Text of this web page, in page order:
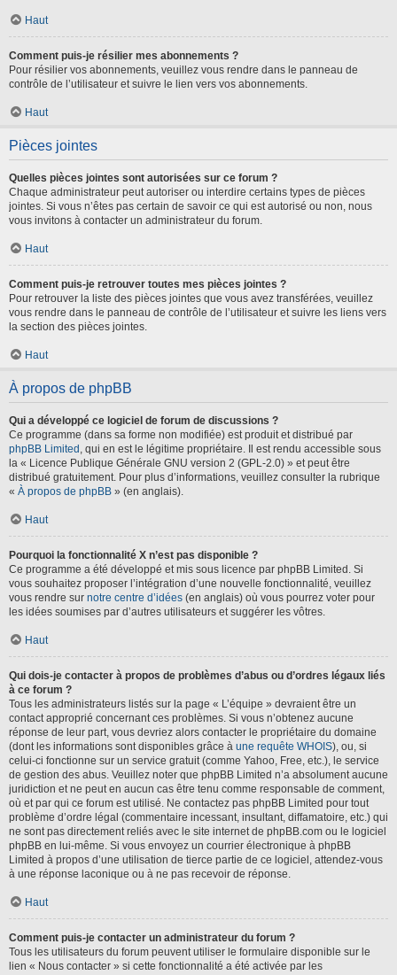
Haut
Comment puis-je résilier mes abonnements ?
Pour résilier vos abonnements, veuillez vous rendre dans le panneau de
contrôle de l’utilisateur et suivre le lien vers vos abonnements.
Haut
Pièces jointes
Quelles pièces jointes sont autorisées sur ce forum ?
Chaque administrateur peut autoriser ou interdire certains types de pièces
jointes. Si vous n’êtes pas certain de savoir ce qui est autorisé ou non, nous
vous invitons à contacter un administrateur du forum.
Haut
Comment puis-je retrouver toutes mes pièces jointes ?
Pour retrouver la liste des pièces jointes que vous avez transférées, veuillez
vous rendre dans le panneau de contrôle de l’utilisateur et suivre les liens vers
la section des pièces jointes.
Haut
À propos de phpBB
Qui a développé ce logiciel de forum de discussions ?
Ce programme (dans sa forme non modifiée) est produit et distribué par
phpBB Limited , qui en est le légitime propriétaire. Il est rendu accessible sous
la « Licence Publique Générale GNU version 2 (GPL-2.0) » et peut être
distribué gratuitement. Pour plus d’informations, veuillez consulter la rubrique
« À propos de phpBB » (en anglais).
Haut
Pourquoi la fonctionnalité X n’est pas disponible ?
Ce programme a été développé et mis sous licence par phpBB Limited. Si
vous souhaitez proposer l’intégration d’une nouvelle fonctionnalité, veuillez
vous rendre sur notre centre d’idées (en anglais) où vous pourrez voter pour
les idées soumises par d’autres utilisateurs et suggérer les vôtres.
Haut
Qui dois-je contacter à propos de problèmes d’abus ou d’ordres légaux liés
à ce forum ?
Tous les administrateurs listés sur la page « L’équipe » devraient être un
contact approprié concernant ces problèmes. Si vous n’obtenez aucune
réponse de leur part, vous devriez alors contacter le propriétaire du domaine
(dont les informations sont disponibles grâce à une requête WHOIS), ou, si
celui-ci fonctionne sur un service gratuit (comme Yahoo, Free, etc.), le service
de gestion des abus. Veuillez noter que phpBB Limited n’a absolument aucune
juridiction et ne peut en aucun cas être tenu comme responsable de comment,
où et par qui ce forum est utilisé. Ne contactez pas phpBB Limited pour tout
problème d’ordre légal (commentaire incessant, insultant, diffamatoire, etc.) qui
ne sont pas directement reliés avec le site internet de phpBB.com ou le logiciel
phpBB en lui-même. Si vous envoyez un courrier électronique à phpBB
Limited à propos d’une utilisation de tierce partie de ce logiciel, attendez-vous
à une réponse laconique ou à ne pas recevoir de réponse.
Haut
Comment puis-je contacter un administrateur du forum ?
Tous les utilisateurs du forum peuvent utiliser le formulaire disponible sur le
lien « Nous contacter » si cette fonctionnalité a été activée par les